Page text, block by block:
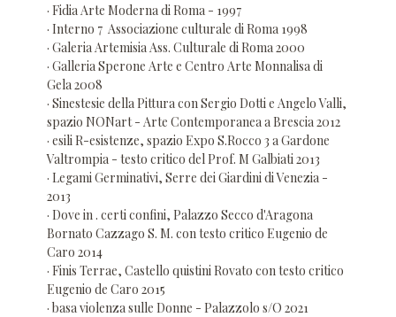
· Fidia Arte Moderna di Roma - 1997
· Interno 7 Associazione culturale di Roma 1998
· Galeria Artemisia Ass. Culturale di Roma 2000
· Galleria Sperone Arte e Centro Arte Monnalisa di
Gela 2008
· Sinestesie della Pittura con Sergio Dotti e Angelo Valli,
spazio NONart - Arte Contemporanea a Brescia 2012
· esili R-esistenze, spazio Expo S.Rocco 3 a Gardone
Valtrompia - testo critico del Prof. M Galbiati 2013
· Legami Germinativi, Serre dei Giardini di Venezia -
2013
· Dove in . certi confini, Palazzo Secco d'Aragona
Bornato Cazzago S. M. con testo critico Eugenio de
Caro 2014
· Finis Terrae, Castello quistini Rovato con testo critico
Eugenio de Caro 2015
· basa violenza sulle Donne - Palazzolo s/O 2021